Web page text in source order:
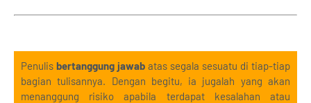
Penulis bertanggung jawab atas segala sesuatu di tiap-tiap
bagian tulisannya. Dengan begitu, ia jugalah yang akan
menanggung risiko apabila terdapat kesalahan atau